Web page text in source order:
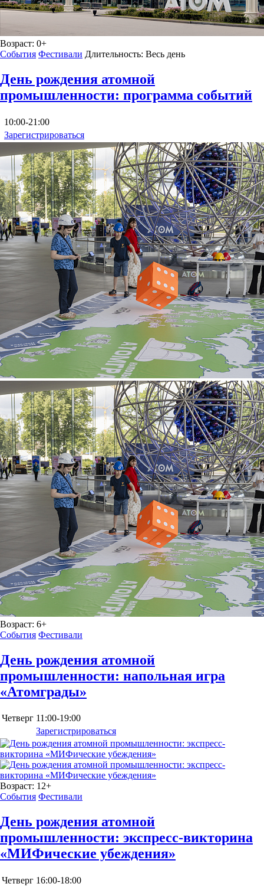
Возраст: 0+
События Фестивали Длительность: Весь день
День рождения атомной
промышленности: программа событий
10:00-21:00
Зарегистрироваться
Возраст: 6+
События Фестивали
День рождения атомной
промышленности: напольная игра
«Атомграды»
Четверг 11:00-19:00
Зарегистрироваться
Возраст: 12+
События Фестивали
День рождения атомной
промышленности: экспресс-викторина
«МИФические убеждения»
Четверг 16:00-18:00